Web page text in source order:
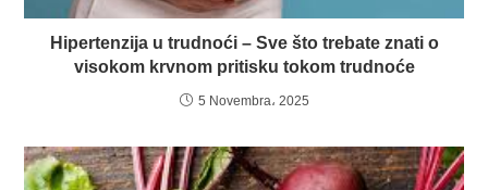
Hipertenzija u trudnoći – Sve što trebate znati o
visokom krvnom pritisku tokom trudnoće
5 Novembra، 2025